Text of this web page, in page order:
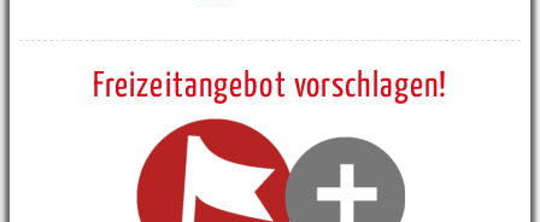
Freizeitangebot vorschlagen!